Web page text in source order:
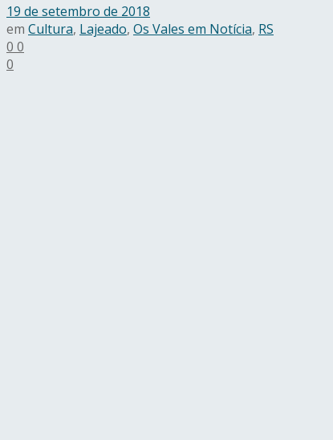
19 de setembro de 2018
em Cultura, Lajeado, Os Vales em Notícia, RS
0 0
0